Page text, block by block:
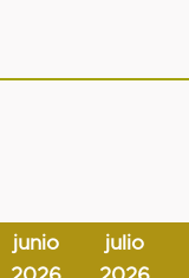
junio
julio